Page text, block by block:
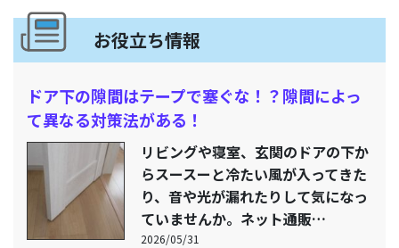
お役立ち情報
ドア下の隙間はテープで塞ぐな！？隙間によっ
て異なる対策法がある！
リビングや寝室、玄関のドアの下か
らスースーと冷たい風が入ってきた
り、音や光が漏れたりして気になっ
ていませんか。ネット通販…
2026/05/31